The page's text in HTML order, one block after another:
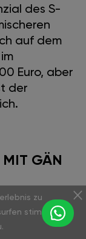
des S-
auf dem
Euro, aber
der
MIT GÄN
zu
stimmen